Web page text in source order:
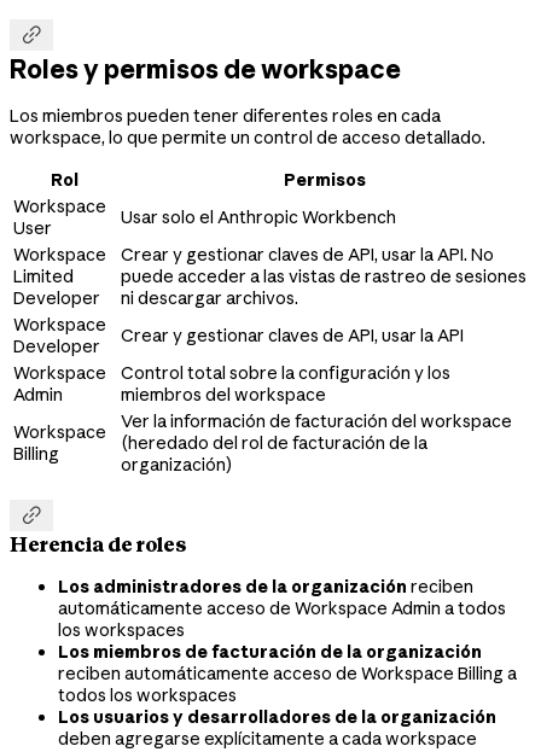

Roles y permisos de workspace
Los miembros pueden tener diferentes roles en cada
workspace, lo que permite un control de acceso detallado.
Rol
Permisos
Workspace
User
Usar solo el Anthropic Workbench
Workspace
Limited
Developer
Crear y gestionar claves de API, usar la API. No
puede acceder a las vistas de rastreo de sesiones
ni descargar archivos.
Workspace
Developer
Crear y gestionar claves de API, usar la API
Workspace
Admin
Control total sobre la configuración y los
miembros del workspace
Workspace
Billing
Ver la información de facturación del workspace
(heredado del rol de facturación de la
organización)

Herencia de roles
Los administradores de la organización reciben
automáticamente acceso de Workspace Admin a todos
los workspaces
Los miembros de facturación de la organización
reciben automáticamente acceso de Workspace Billing a
todos los workspaces
Los usuarios y desarrolladores de la organización
deben agregarse explícitamente a cada workspace